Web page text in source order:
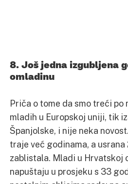
8. Još jedna izgubljena
omladinu
Priča o tome da smo treći po
mladih u Europskoj uniji, tik
Španjolske, i nije neka
traje već godinama, a usrana
zablistala. Mladi u Hrvatskoj
napuštaju u prosjeku s 33